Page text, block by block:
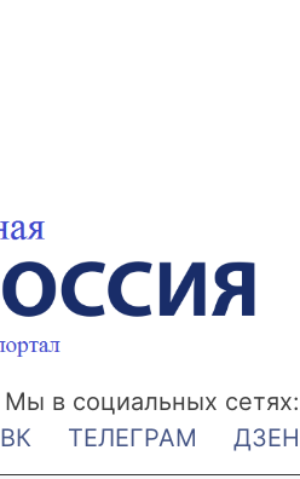
Мы в социальных сетях:
ВК
ТЕЛЕГРАМ ДЗЕН